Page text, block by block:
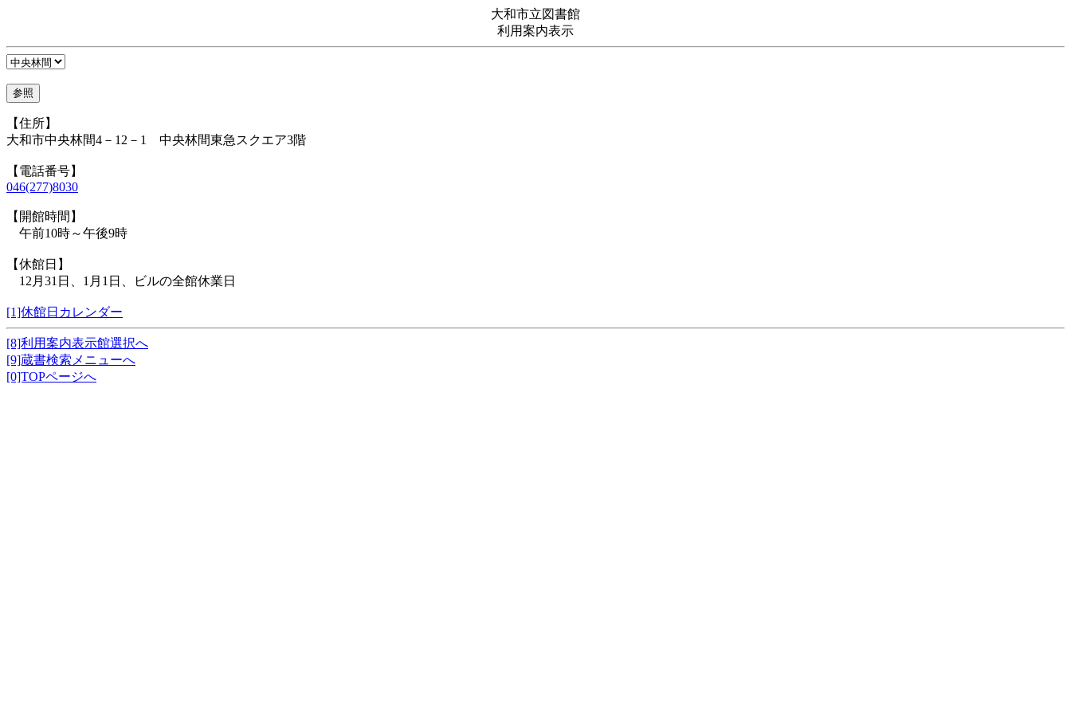
大和市立図書館
利用案内表示
【住所】
大和市中央林間4－12－1 中央林間東急スクエア3階
【電話番号】
046(277)8030
【開館時間】
午前10時～午後9時
【休館日】
12月31日、1月1日、ビルの全館休業日
[1]休館日カレンダー
[8]利用案内表示館選択へ
[9]蔵書検索メニューへ
[0]TOPページへ